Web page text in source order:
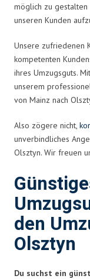
möglich zu
unseren Kunden
Unsere zufriedenen
kompetenten
ihres Umzugsguts.
unserem
von Mainz nach
Also zögere nicht,
unverbindliches
Olsztyn. Wir freuen
den
Olsztyn
Du suchst ein